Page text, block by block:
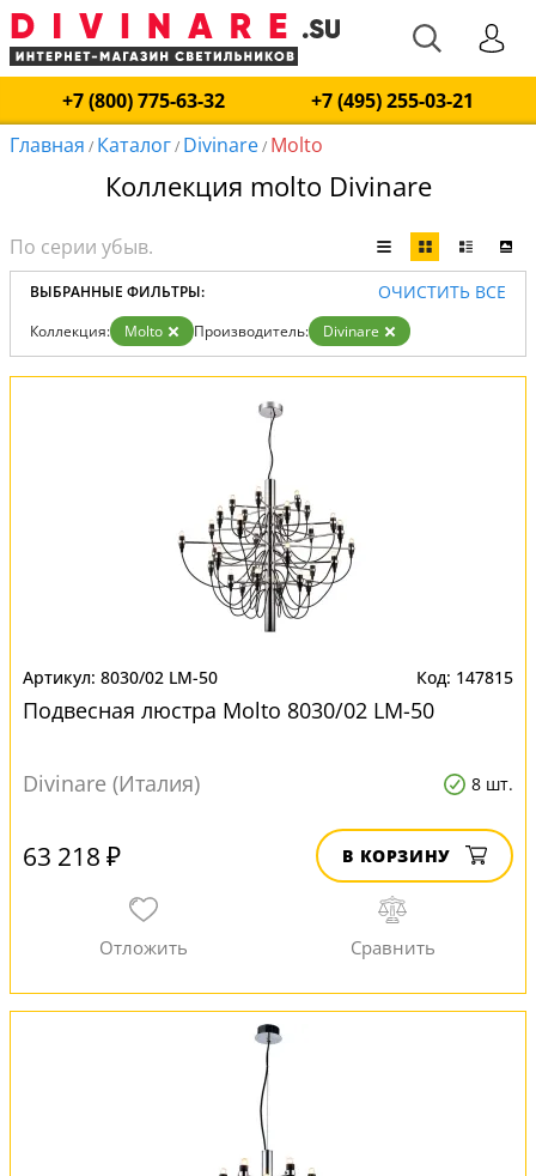
+7 (800) 775-63-32
+7 (495) 255-03-21
Главная / Каталог/ Divinare/ Molto
Коллекция molto Divinare
ВЫБРАННЫЕ ФИЛЬТРЫ: ОЧИСТИТЬ ВСЕ
Коллекция: Molto Производитель: Divinare
8030/02 LM-50 147815
Подвесная люстра Molto 8030/02 LM-50
Divinare (Италия) 8 шт.
63 218 ₽ В КОРЗИНУ